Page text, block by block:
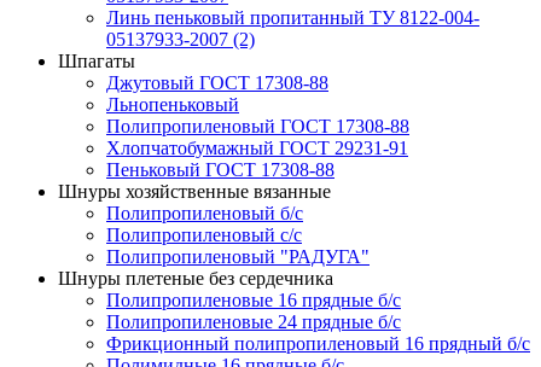
Линь пеньковый пропитанный ТУ 8122-004-
05137933-2007 (2)
Шпагаты
Джутовый ГОСТ 17308-88
Льнопеньковый
Полипропиленовый ГОСТ 17308-88
Хлопчатобумажный ГОСТ 29231-91
Пеньковый ГОСТ 17308-88
Шнуры хозяйственные вязанные
Полипропиленовый б/с
Полипропиленовый с/с
Полипропиленовый "РАДУГА"
Шнуры плетеные без сердечника
Полипропиленовые 16 прядные б/с
Полипропиленовые 24 прядные б/с
Фрикционный полипропиленовый 16 прядный б/с